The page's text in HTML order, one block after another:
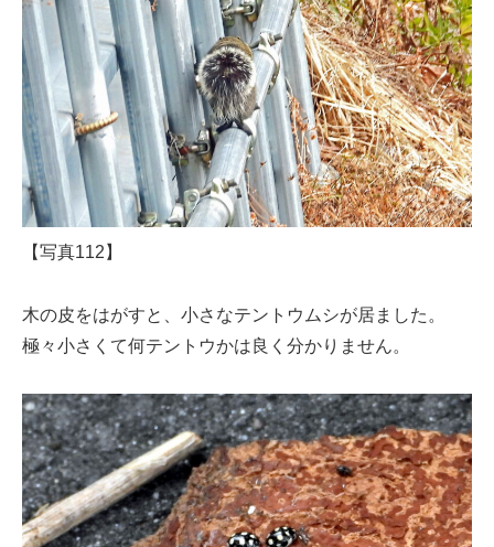
【写真112】
木の皮をはがすと、小さなテントウムシが居ました。
極々小さくて何テントウかは良く分かりません。